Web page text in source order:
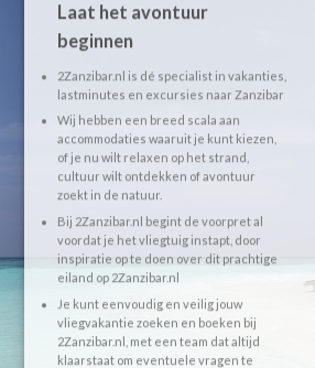
Laat het avontuur
beginnen
2Zanzibar.nl is dé specialist in vakanties,
lastminutes en excursies naar Zanzibar
Wij hebben een breed scala aan
accommodaties waaruit je kunt kiezen,
of je nu wilt relaxen op het strand,
cultuur wilt ontdekken of avontuur
zoekt in de natuur.
Bij 2Zanzibar.nl begint de voorpret al
voordat je het vliegtuig instapt, door
inspiratie op te doen over dit prachtige
eiland op 2Zanzibar.nl
Je kunt eenvoudig en veilig jouw
vliegvakantie zoeken en boeken bij
2Zanzibar.nl, met een team dat altijd
klaarstaat om eventuele vragen te